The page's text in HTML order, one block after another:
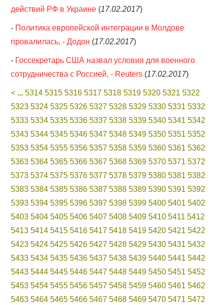
действий РФ в Украине (17.02.2017)
- Политика европейской интеграции в Молдове
провалилась, - Додон (17.02.2017)
- Госсекретарь США назвал условия для военного
сотрудничества с Россией, - Reuters (17.02.2017)
< ... 5314 5315 5316 5317 5318 5319 5320 5321 5322
5323 5324 5325 5326 5327 5328 5329 5330 5331 5332
5333 5334 5335 5336 5337 5338 5339 5340 5341 5342
5343 5344 5345 5346 5347 5348 5349 5350 5351 5352
5353 5354 5355 5356 5357 5358 5359 5360 5361 5362
5363 5364 5365 5366 5367 5368 5369 5370 5371 5372
5373 5374 5375 5376 5377 5378 5379 5380 5381 5382
5383 5384 5385 5386 5387 5388 5389 5390 5391 5392
5393 5394 5395 5396 5397 5398 5399 5400 5401 5402
5403 5404 5405 5406 5407 5408 5409 5410 5411 5412
5413 5414 5415 5416 5417 5418 5419 5420 5421 5422
5423 5424 5425 5426 5427 5428 5429 5430 5431 5432
5433 5434 5435 5436 5437 5438 5439 5440 5441 5442
5443 5444 5445 5446 5447 5448 5449 5450 5451 5452
5453 5454 5455 5456 5457 5458 5459 5460 5461 5462
5463 5464 5465 5466 5467 5468 5469 5470 5471 5472